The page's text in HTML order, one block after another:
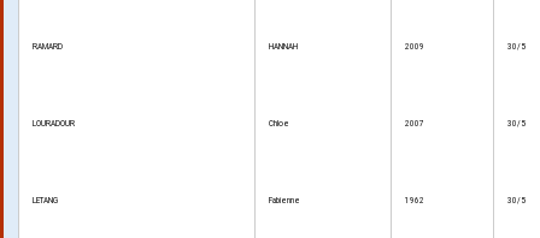
RAMARD HANNAH 2009 30/5
LOURADOUR Chloe 2007 30/5
LETANG Fabienne 1962 30/5